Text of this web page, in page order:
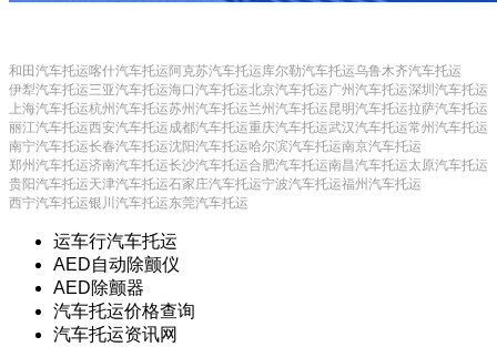
和田汽车托运喀什汽车托运阿克苏汽车托运库尔勒汽车托运乌鲁木齐汽车托运
伊犁汽车托运三亚汽车托运海口汽车托运北京汽车托运广州汽车托运深圳汽车托运
上海汽车托运杭州汽车托运苏州汽车托运兰州汽车托运昆明汽车托运拉萨汽车托运
丽江汽车托运西安汽车托运成都汽车托运重庆汽车托运武汉汽车托运常州汽车托运
南宁汽车托运长春汽车托运沈阳汽车托运哈尔滨汽车托运南京汽车托运
郑州汽车托运济南汽车托运长沙汽车托运合肥汽车托运南昌汽车托运太原汽车托运
贵阳汽车托运天津汽车托运石家庄汽车托运宁波汽车托运福州汽车托运
西宁汽车托运银川汽车托运东莞汽车托运
运车行汽车托运
AED自动除颤仪
AED除颤器
汽车托运价格查询
汽车托运资讯网